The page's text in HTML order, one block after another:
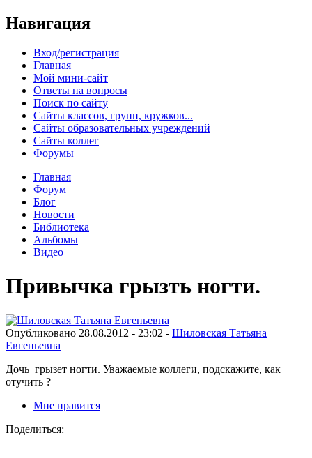
Навигация
Вход/регистрация
Главная
Мой мини-сайт
Ответы на вопросы
Поиск по сайту
Сайты классов, групп, кружков...
Сайты образовательных учреждений
Сайты коллег
Форумы
Главная
Форум
Блог
Новости
Библиотека
Альбомы
Видео
Привычка грызть ногти.
Опубликовано 28.08.2012 - 23:02 - Шиловская Татьяна
Евгеньевна
Дочь грызет ногти. Уважаемые коллеги, подскажите, как
отучить ?
Мне нравится
Поделиться: